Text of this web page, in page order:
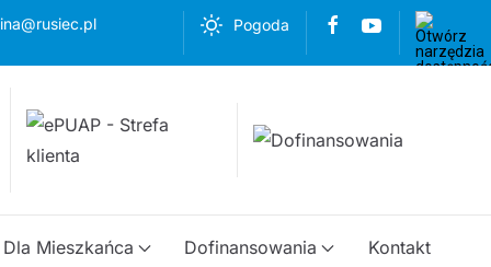
Pogoda
Dla Mieszkańca Dofinansowania Kontakt